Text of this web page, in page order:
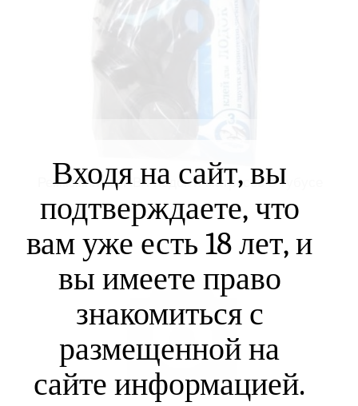
Ремкомплект ПВХ лодок и матрасов в тубусе
Входя на сайт, вы
подтверждаете, что
вам уже есть 18 лет, и
вы имеете право
знакомиться с
размещенной на
сайте информацией.